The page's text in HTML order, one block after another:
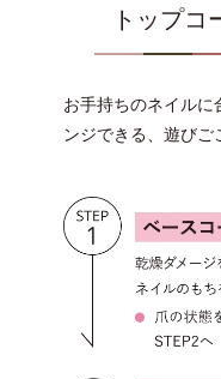
トップコ
お手持ちのネイルに
ンジできる、遊びご